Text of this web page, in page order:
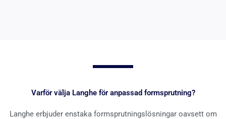
Varför välja Langhe för anpassad formsprutning?
Langhe erbjuder enstaka formsprutningslösningar oavsett om